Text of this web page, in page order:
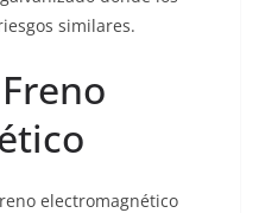
similares.
electromagnético